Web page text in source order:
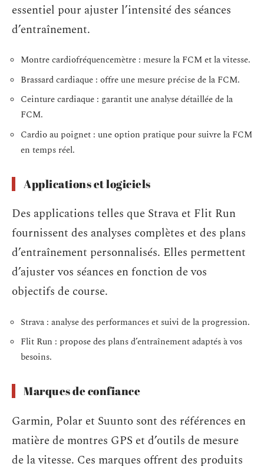
essentiel pour ajuster l’intensité des séances
d’entraînement.
Montre cardiofréquencemètre : mesure la FCM et la vitesse.
Brassard cardiaque : offre une mesure précise de la FCM.
Ceinture cardiaque : garantit une analyse détaillée de la
FCM.
Cardio au poignet : une option pratique pour suivre la FCM
en temps réel.
Applications et logiciels
Des applications telles que Strava et Flit Run
fournissent des analyses complètes et des plans
d’entraînement personnalisés. Elles permettent
d’ajuster vos séances en fonction de vos
objectifs de course.
Strava : analyse des performances et suivi de la progression.
Flit Run : propose des plans d’entraînement adaptés à vos
besoins.
Marques de confiance
Garmin, Polar et Suunto sont des références en
matière de montres GPS et d’outils de mesure
de la vitesse. Ces marques offrent des produits